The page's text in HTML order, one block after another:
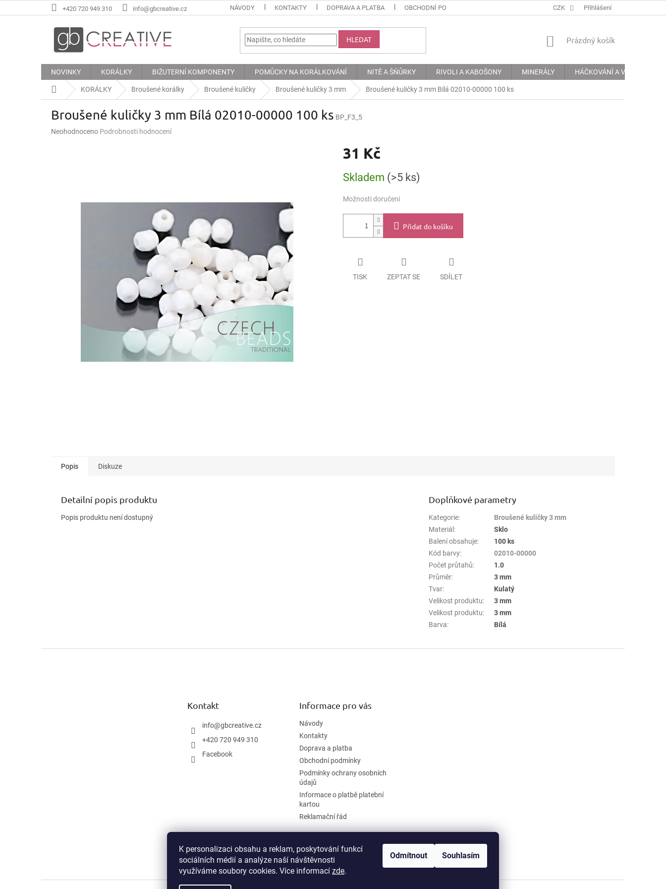
K personalizaci obsahu a reklam, poskytování funkcí
sociálních médií a analýze naší návštěvnosti
využíváme soubory cookies. Více informací zde.
Odmítnout Souhlasím
na
+420 720 949 310 info@gbcreative.cz NÁVODY KONTAKTY DOPRAVA A PLATBA OBCHODNÍ PODMÍNKY PODMÍNKY OCHRANY OSOBNÍCH ÚDAJŮ
CZK Přihlášení
HLEDAT
NÁKUPNÍ
Prázdný košík
NOVINKY KORÁLKY BIŽUTERNÍ KOMPONENTY POMŮCKY NA KORÁLKOVÁNÍ NITĚ A ŠŇŮRKY RIVOLI A KABOŠONY MINERÁLY HÁČKOVÁNÍ A VYŠÍVÁNÍ
Domů KORÁLKY Broušené korálky Broušené kuličky Broušené kuličky 3 mm Broušené kuličky 3 mm Bílá 02010-00000 100 ks
Broušené kuličky 3 mm Bílá 02010-00000 100 ks BP_F3_5
Průměrné
Neohodnoceno Podrobnosti hodnocení
31 Kč
cena:
Skladem (>5 ks)
Možnosti doručení
Přidat do košíku
TISK ZEPTAT SE SDÍLET
Popis Diskuze
Detailní popis produktu
Popis produktu není dostupný
Doplňkové parametry
Kategorie:
Broušené kuličky 3 mm
Materiál :
Sklo
Balení obsahuje:
100 ks
Kód barvy:
02010-00000
Počet průtahů:
1.0
Průměr:
3 mm
Tvar:
Kulatý
Velikost produktu:
3 mm
Velikost produktu:
3 mm
Barva: Bílá
Kontakt
info@gbcreative.cz
+420 720 949 310
Facebook
Informace pro vás
Návody
Kontakty
Doprava a platba
Obchodní podmínky
Podmínky ochrany osobních
údajů
Informace o platbě platební
kartou
Reklamační řád